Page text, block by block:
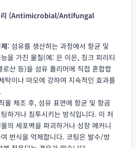
리 (Antimicrobial/Antifungal
: 섬유를 생산하는 과정에서 항균 및
을 가진 물질(예: 은 이온, 징크 피리티
로산 등)을 섬유 폴리머에 직접 혼합합
탁이나 마모에 강하여 지속적인 효과를
물 제조 후, 섬유 표면에 항균 및 항곰
하거나 침투시키는 방식입니다. 이 처
의 세포벽을 파괴하거나 성장 메커니
번식을 억제합니다. 코팅은 발수/방